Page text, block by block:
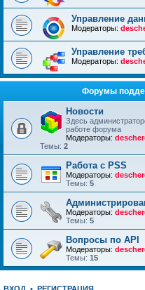
Управление
Модераторы:
Управление
Модераторы:
Форумы
Новости
Здесь
работе форума
Модераторы:
Темы: 2
Работа с PSS
Модераторы:
Темы: 5
Модераторы:
Темы: 5
Вопросы по API
Модераторы:
Темы: 15